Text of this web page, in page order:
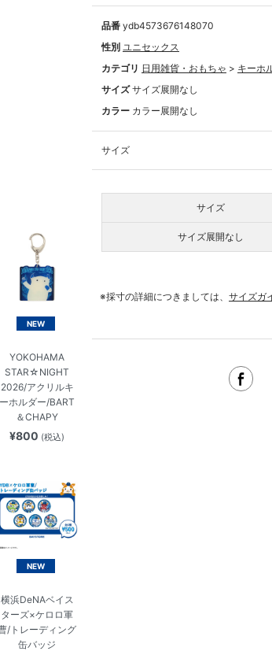
NEW
YOKOHAMA
STAR☆NIGHT
2026/アクリルキ
ーホルダー/BART
＆CHAPY
¥800 (税込)
NEW
横浜DeNAベイス
ターズ×ケロロ軍
/トレーディング
缶バッジ
品番 ydb4573676148070
性別 ユニセックス
カテゴリ 日用雑貨・おもちゃ > キーホ
サイズ サイズ展開なし
カラー カラー展開なし
サイズ
サイズ
サイズ展開なし
※採寸の詳細につきましては、 サイズガ